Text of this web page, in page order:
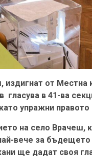
от Местна
в 41-ва
упражни правото
на село Врачеш,
вече за
ще дадат своя